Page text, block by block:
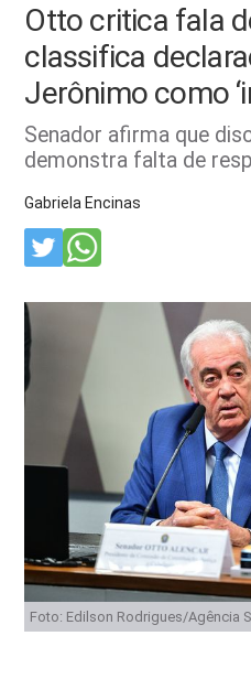
Otto critica fala
classifica
Jerônimo como
Senador afirma que
demonstra falta de
Gabriela Encinas
Foto: Edilson Rodrigues/Agência